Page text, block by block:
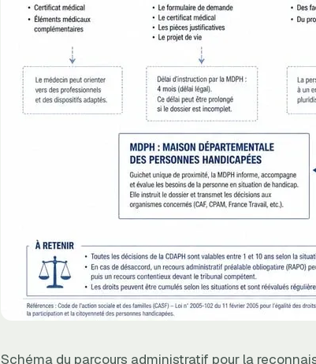
Schéma du parcours administratif pour la